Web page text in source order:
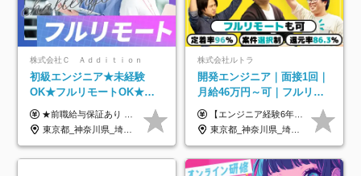
株式会社Ｃ Ａｄｄｉｔｉｏｎ
初級エンジニア★未経験
OK★フルリモートOK★月
給32万円～★残業月10h＆
年休120日以上★副業可
★前職給与保証あり ★月給32万円以上＋インセンティブあり 月給32万円以上＋インセンティブ＋各種手当 ※上記には固定残業代（月30時間・44,400円～）を含みます ※超過分は別途支給します ※試用期間はございません ★＼成果＝あなたの収入／★ 【1】案件単価ー8万円＝あなたの給与 参画したプロジェクトの案件単価から 一律8万円引いた金額があなたの給与です！ （月給例） ■1人称での構築・小規模な詳細設計 案件単価55万円ー8万円＝月給47万円（還元率85.5%） ■大型案件の設計・構築やプロジェクト管理 案件単価90万円ー8万円＝月給82万円（還元率91.1%） ‥‥‥‥‥‥‥‥‥‥‥‥‥‥‥‥‥‥ 【2】月給の他にも豊富なインセンティブあり 全員が月3～13万円のインセンティブをゲットしています！ ≪インセンティブ制度≫ 稼働している現場で増員・交代が発生し、 当社の人員を配属が決定した際に支給。 ◇C Addition正社員が参画 ：実粗利の10%／毎月 ◇協力会社所属の社員が参画：実粗利の30%／毎月 ≪リファラル制度≫ あなたの知り合いが当社のメンバーになった際に、 毎月1人あたり2万円支給します◎ ‥‥‥‥‥‥‥‥‥‥‥‥‥‥‥‥‥‥
東京都_神奈川県_埼玉県_千葉県_大阪府_愛知県_北海道_青森県_岩手県_宮城県_秋田県_山形県_福島県_茨城県_栃木県_群馬県_新潟県_山梨県_長野県_富山県_石川県_福井県_静岡県_岐阜県_三重県_兵庫県_京都府_滋賀県_奈良県_和歌山県_広島県_岡山県_鳥取県_島根県_山口県_徳島県_香川県_愛媛県_高知県_福岡県_熊本県_佐賀県_長崎県_大分県_宮崎県_鹿児島県_沖縄県
株式会社ルトラ
開発エンジニア｜面接1回｜
月給46万円～可｜フルリモ
ートも可｜案件選択制｜定
着率96％以上｜副業OK｜住
宅手当
【エンジニア経験6年以上の方】 月給46万円～100万円（固定残業代含む） ※上記月給には月30時間分の固定残業代（月8万7,400円～月19万円）を含む。超過分は全額支給。 【エンジニア経験4年以上の方】 月給42万円～100万円（固定残業代含む） ※上記月給には月30時間分の固定残業代（月7万9,800円～月19万円）を含む。超過分は全額支給。 【エンジニア経験4年未満の方】 月給38万円～100万円（固定残業代含む） ※上記月給には月30時間分の固定残業代（月7万2,200円～月19万円）を含む。超過分は全額支給。 ※経験、スキル、前職給与などを踏まえて決定。 ◆ルトラの給与制度のポイント！◆ ・社員の95%が入社時に年収UP！最高で300万円UPの実績も ・平均還元率86.3%（交通費・住宅手当・会社負担分の社保も含む） ・人柄やポテンシャルを評価し、スキル以上の希望年収を提示することも ・退職金制度やリファラル手当（平均50万円）あり
東京都_神奈川県_埼玉県_千葉県_大阪府_愛知県_北海道_青森県_岩手県_宮城県_秋田県_山形県_福島県_茨城県_栃木県_群馬県_新潟県_山梨県_長野県_富山県_石川県_福井県_静岡県_岐阜県_三重県_兵庫県_京都府_滋賀県_奈良県_和歌山県_広島県_岡山県_鳥取県_島根県_山口県_徳島県_香川県_愛媛県_高知県_福岡県_熊本県_佐賀県_長崎県_大分県_宮崎県_鹿児島県_沖縄県